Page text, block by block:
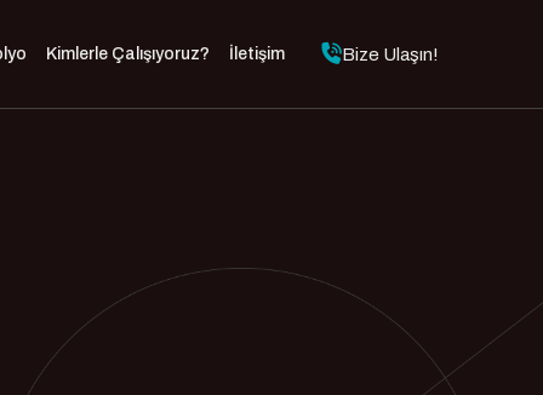
Kimlerle Çalışıyoruz? İletişim Bize Ulaşın!